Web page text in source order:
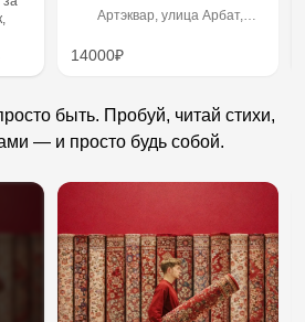
Артэквар, улица Арбат,
Малого Афанасьевского
переулка
14000₽
быть. Пробуй, читай стихи,
— и просто будь собой.